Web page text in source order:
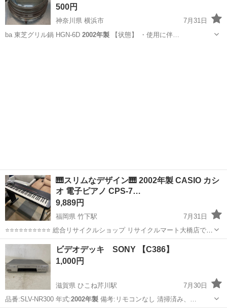
500円
神奈川県 横浜市
7月31日
ba 東芝グリル鍋 HGN-6D 2002年製 【状態】 ・使用に伴…
🎹スリムなデザイン🎹 2002年製 CASIO カシ
オ 電子ピアノ CPS-7…
9,889円
福岡県 竹下駅
7月31日
⭐️⭐️⭐️⭐️⭐️⭐️⭐️⭐️⭐️⭐️ 総合リサイクルショップ リサイクルマート大橋店です
⭐️⭐️⭐️⭐️⭐️⭐️⭐️⭐️⭐️⭐️ 商品内容 （商品名） CASIO 電子ピアノ 🎹スリムなデ
福岡 福岡市 竹下駅 電子楽器
ビデオデッキ SONY 【C386】
1,000円
滋賀県 ひこね芹川駅
7月30日
品番:SLV-NR300 年式:2002年製 備考:リモコンなし 清掃済み、…